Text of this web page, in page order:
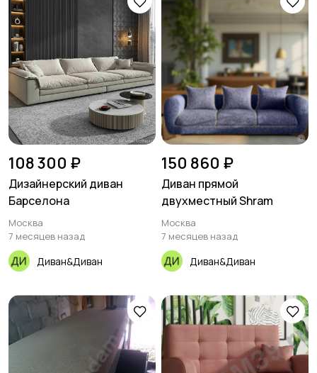
108 300 ₽
Дизайнерский диван
Барселона
Москва
7 месяцев назад
Диван&Диван
150 860 ₽
Диван прямой
двухместный Shram
Москва
7 месяцев назад
Диван&Диван